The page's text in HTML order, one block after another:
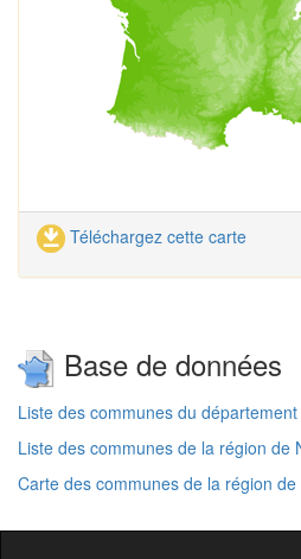
Téléchargez cette carte
Base de données
Liste des communes du
Liste des communes de la région de
Carte des communes de la région